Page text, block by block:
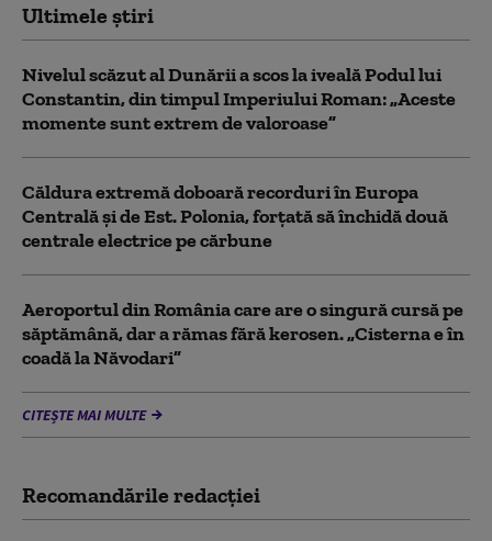
Ultimele știri
Nivelul scăzut al Dunării a scos la iveală Podul lui
Constantin, din timpul Imperiului Roman: „Aceste
momente sunt extrem de valoroase”
Căldura extremă doboară recorduri în Europa
Centrală și de Est. Polonia, forțată să închidă două
centrale electrice pe cărbune
Aeroportul din România care are o singură cursă pe
săptămână, dar a rămas fără kerosen. „Cisterna e în
coadă la Năvodari”
CITEȘTE MAI MULTE
Recomandările redacţiei